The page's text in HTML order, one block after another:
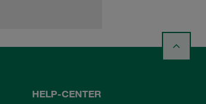
HELP-CENTER